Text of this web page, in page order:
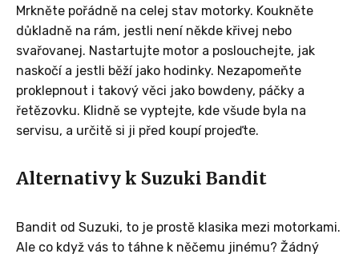
Mrkněte pořádně na celej stav motorky. Koukněte
důkladně na rám, jestli není někde křivej nebo
svařovanej. Nastartujte motor a poslouchejte, jak
naskočí a jestli běží jako hodinky. Nezapomeňte
proklepnout i takový věci jako bowdeny, páčky a
řetězovku. Klidně se vyptejte, kde všude byla na
servisu, a určitě si ji před koupí projeďte.
Alternativy k Suzuki Bandit
Bandit od Suzuki, to je prostě klasika mezi motorkami.
Ale co když vás to táhne k něčemu jinému? Žádný